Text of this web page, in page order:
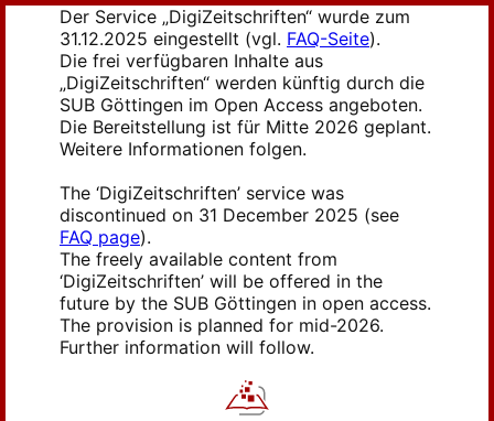
Der Service „DigiZeitschriften“ wurde zum
31.12.2025 eingestellt (vgl. FAQ-Seite).
Die frei verfügbaren Inhalte aus
„DigiZeitschriften“ werden künftig durch die
SUB Göttingen im Open Access angeboten.
Die Bereitstellung ist für Mitte 2026 geplant.
Weitere Informationen folgen.
The ‘DigiZeitschriften’ service was
discontinued on 31 December 2025 (see
FAQ page).
The freely available content from
‘DigiZeitschriften’ will be offered in the
future by the SUB Göttingen in open access.
The provision is planned for mid-2026.
Further information will follow.